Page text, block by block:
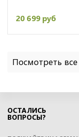
20 699 руб
Посмотреть
ОСТАЛИСЬ
ВОПРОСЫ?